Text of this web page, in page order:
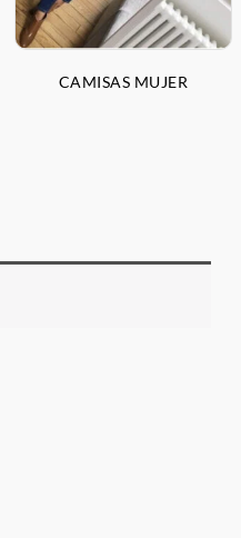
CAMISAS MUJER